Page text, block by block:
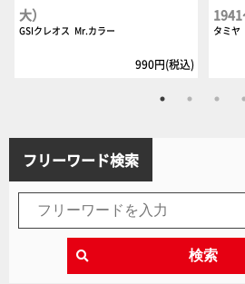
大）
GSIクレオス Mr.カラー
990円(税込)
1941
タミヤ
フリーワード検索
検索